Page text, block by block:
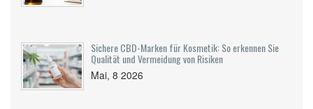
Sichere CBD-Marken für Kosmetik: So erkennen Sie
Qualität und Vermeidung von Risiken
Mai, 8 2026